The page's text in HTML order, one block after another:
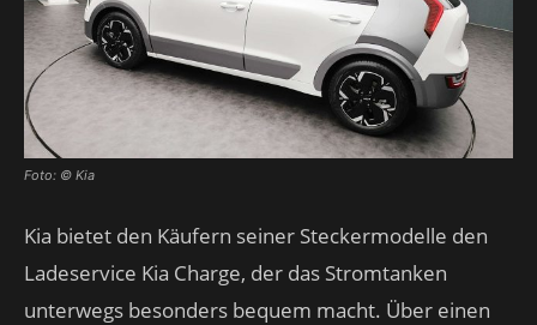
Foto: © Kia
Kia bietet den Käufern seiner Steckermodelle den
Ladeservice Kia Charge, der das Stromtanken
unterwegs besonders bequem macht. Über einen